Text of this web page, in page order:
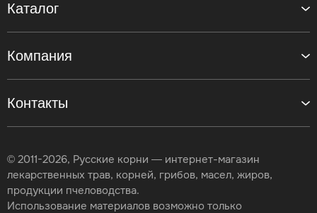
Контакты
Каталог
Компания
© 2011-2026, Русские корни — интернет-магазин
лекарственных трав, корней, грибов, масел, жиров,
продукции пчеловодства.
Использование материалов возможно только